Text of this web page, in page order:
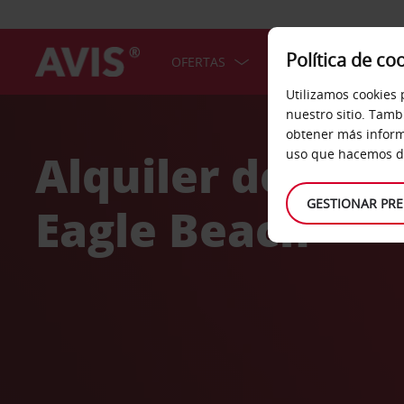
OFERTAS COCHES
Alquiler de
Eagle Beach
Política de
Utilizamos
nuestro sitio.
obtener más
uso que hacemos
GESTIONAR